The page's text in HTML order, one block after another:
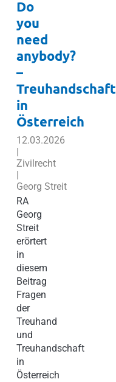
Do
you
need
anybody?
–
Treuhandschaft
in
Österreich
12.03.2026
|
Zivilrecht
|
Georg Streit
RA
Georg
Streit
erörtert
in
diesem
Beitrag
Fragen
der
Treuhand
und
Treuhandschaft
in
Österreich